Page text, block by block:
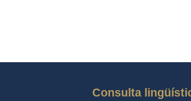
Consulta